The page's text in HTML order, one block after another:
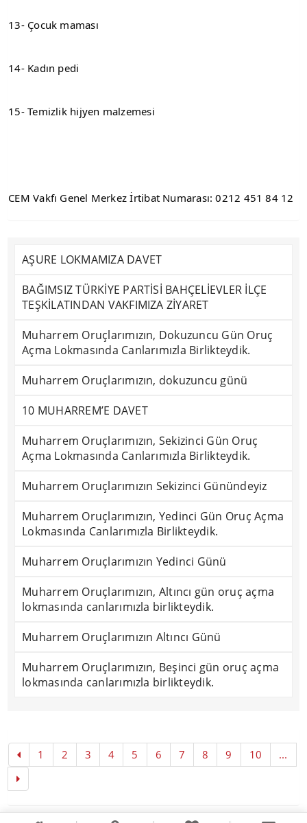
13- Çocuk maması
14- Kadın pedi
15- Temizlik hijyen malzemesi
CEM Vakfı Genel Merkez İrtibat Numarası: 0212 451 84 12
AŞURE LOKMAMIZA DAVET
BAĞIMSIZ TÜRKİYE PARTİSİ BAHÇELİEVLER İLÇE
TEŞKİLATINDAN VAKFIMIZA ZİYARET
Muharrem Oruçlarımızın, Dokuzuncu Gün Oruç
Açma Lokmasında Canlarımızla Birlikteydik.
Muharrem Oruçlarımızın, dokuzuncu günü
10 MUHARREM’E DAVET
Muharrem Oruçlarımızın, Sekizinci Gün Oruç
Açma Lokmasında Canlarımızla Birlikteydik.
Muharrem Oruçlarımızın Sekizinci Günündeyiz
Muharrem Oruçlarımızın, Yedinci Gün Oruç Açma
Lokmasında Canlarımızla Birlikteydik.
Muharrem Oruçlarımızın Yedinci Günü
Muharrem Oruçlarımızın, Altıncı gün oruç açma
lokmasında canlarımızla birlikteydik.
Muharrem Oruçlarımızın Altıncı Günü
Muharrem Oruçlarımızın, Beşinci gün oruç açma
lokmasında canlarımızla birlikteydik.
1 2 3 4 5 6 7 8 9 10 ...